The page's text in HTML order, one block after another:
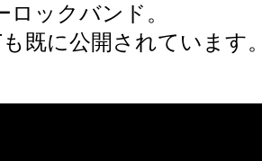
ロックバンド。
既に公開されています